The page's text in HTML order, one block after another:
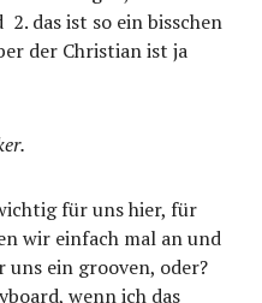
2. das ist so ein bisschen
der Christian ist ja
für uns hier, für
wir einfach mal an und
uns ein grooven, oder?
wenn ich das